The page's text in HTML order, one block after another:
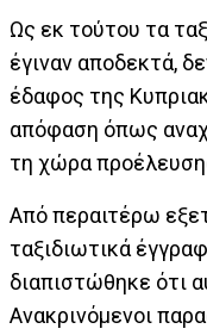
Ως εκ τούτου τα
έγιναν αποδεκτά,
έδαφος της
απόφαση όπως
τη χώρα
Από περαιτέρω
ταξιδιωτικά
διαπιστώθηκε ότι
Ανακρινόμενοι